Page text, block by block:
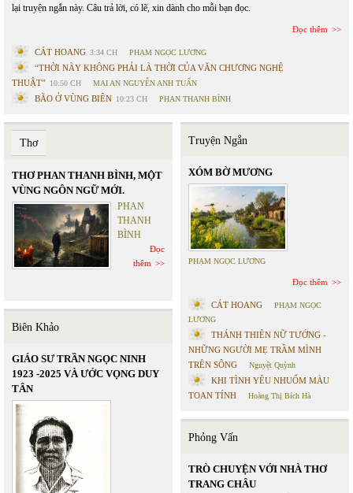
lại truyện ngắn này. Câu trả lời, có lẽ, xin dành cho mỗi bạn đọc.
Đọc thêm
CÁT HOANG 3:34 CH PHẠM NGỌC LƯƠNG
“THỜI NÀY KHÔNG PHẢI LÀ THỜI CỦA VĂN CHƯƠNG NGHỆ
THUẬT” 10:50 CH MAI AN NGUYỄN ANH TUẤN
BÃO Ở VÙNG BIÊN 10:23 CH PHAN THANH BÌNH
Thơ
THƠ PHAN THANH BÌNH, MỘT
VÙNG NGÔN NGỮ MỚI.
PHAN
THANH
BÌNH
Đọc
thêm
Biên Khảo
GIÁO SƯ TRẦN NGỌC NINH
1923 -2025 VÀ ƯỚC VỌNG DUY
TÂN
Truyện Ngắn
XÓM BỜ MƯƠNG
PHẠM NGỌC LƯƠNG
Đọc thêm
CÁT HOANG
PHẠM NGỌC
LƯƠNG
THÁNH THIÊN NỮ TƯỚNG -
NHỮNG NGƯỜI MẸ TRẦM MÌNH
TRÊN SÔNG
Nguyệt Quỳnh
KHI TÌNH YÊU NHUỐM MÀU
TOAN TÍNH
Hoàng Thị Bích Hà
Phỏng Vấn
TRÒ CHUYỆN VỚI NHÀ THƠ
TRANG CHÂU